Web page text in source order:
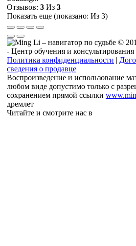
Отзывов: 3 Из 3
Показать еще (показано: Из 3)
©
- Центр обучения и
Политика конфиденциальности |
сведения о продавце
Воспроизведение и использование
любом виде допустимо только с
сохранением прямой ссылки
дремлет
Читайте и смотрите нас в